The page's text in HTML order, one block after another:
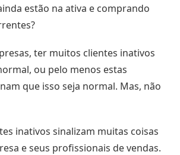
estão na ativa e comprando
ter muitos clientes inativos
ou pelo menos estas
que isso seja normal. Mas, não
inativos sinalizam muitas coisas
e seus profissionais de vendas.